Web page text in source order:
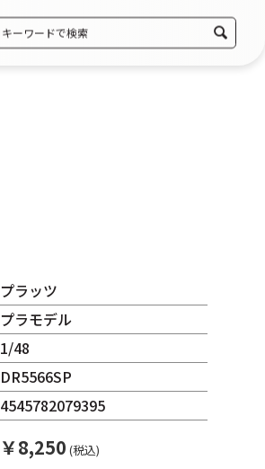
プラッツ
プラモデル
1/48
DR5566SP
4545782079395
￥8,250 (税込)